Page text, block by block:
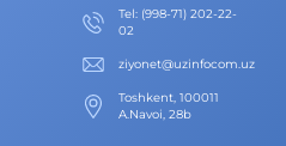
Теl: (998-71) 202-22-
02
ziyonet@uzinfocom.uz
Toshkent, 100011
A.Navoi, 28b